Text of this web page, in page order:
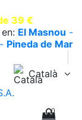
39 €
El Masnou -
- Pineda de Mar
Català
0